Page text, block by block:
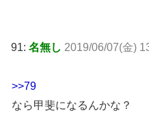
91: 名無し 2019/06/07(金)
>>79
なら甲斐になるんかな？